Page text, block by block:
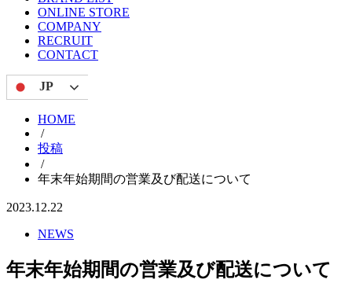
ONLINE STORE
COMPANY
RECRUIT
CONTACT
JP
HOME
/
投稿
/
年末年始期間の営業及び配送について
2023.12.22
NEWS
年末年始期間の営業及び配送について